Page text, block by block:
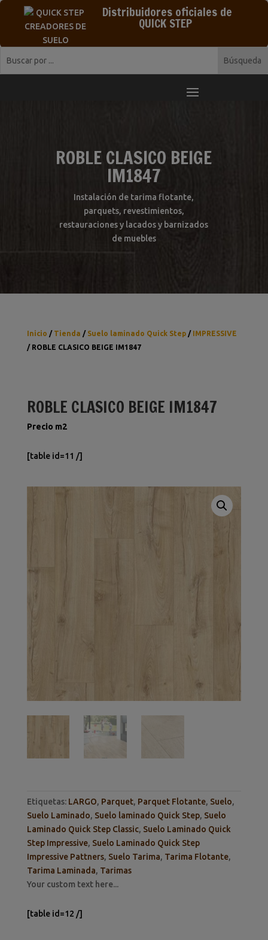
Distribuidores oficiales de
QUICK STEP
ROBLE CLASICO BEIGE
IM1847
Instalación de tarima flotante,
parquets, revestimientos,
restauraciones y lacados y barnizados
de muebles
Inicio / Tienda / Suelo laminado Quick Step/ IMPRESSIVE
/ ROBLE CLASICO BEIGE IM1847
ROBLE CLASICO BEIGE IM1847
Precio m2
[table id=11 /]
Etiquetas: LARGO, Parquet, Parquet Flotante, Suelo,
Suelo Laminado, Suelo laminado Quick Step, Suelo
Laminado Quick Step Classic, Suelo Laminado Quick
Step Impressive, Suelo Laminado Quick Step
Impressive Pattners, Suelo Tarima, Tarima Flotante,
Tarima Laminada, Tarimas
Your custom text here...
[table id=12 /]